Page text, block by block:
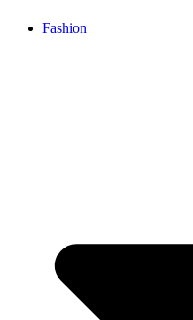
Fashion